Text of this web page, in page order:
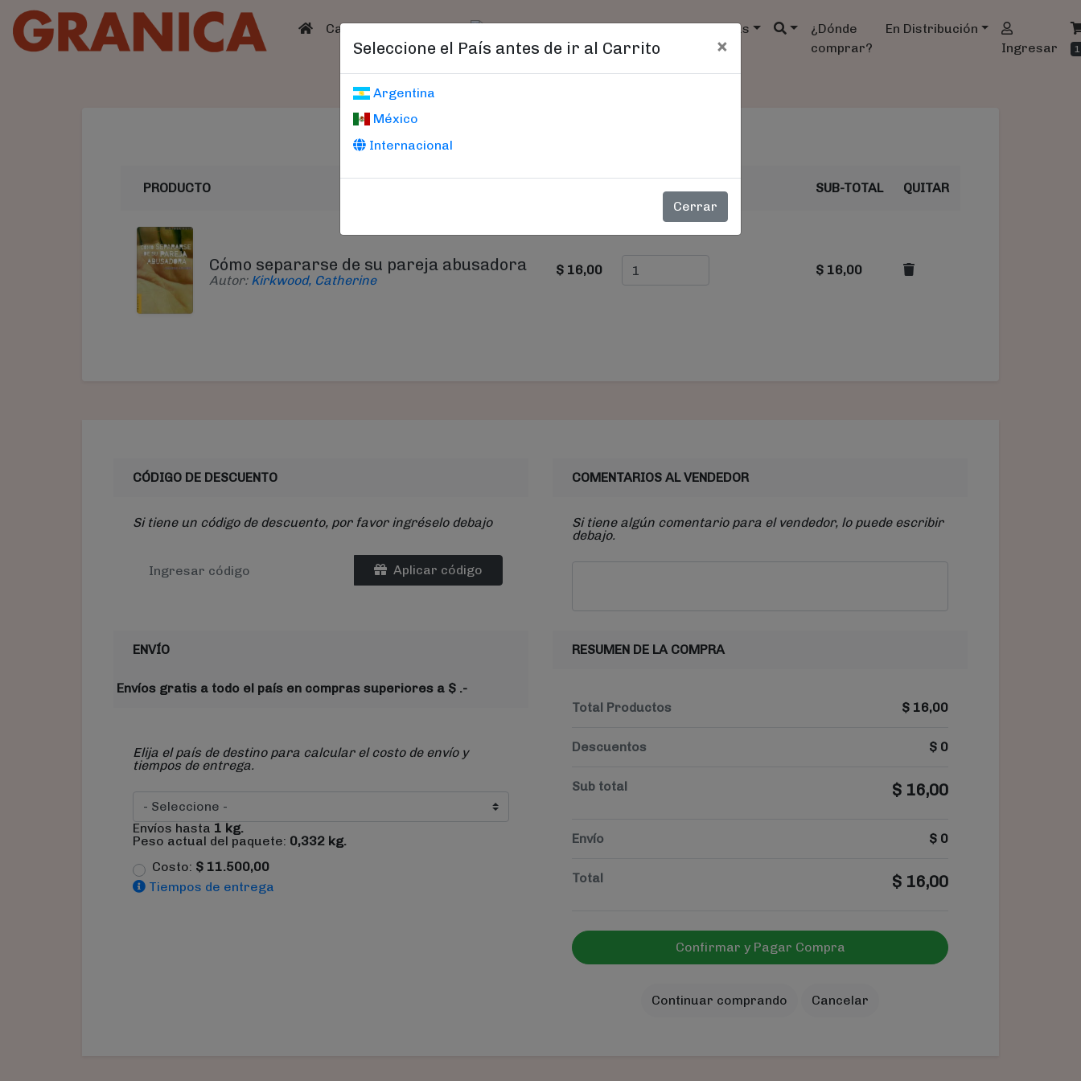
(current)
Catálogo Catálogo Agendas
¿Dónde
comprar?
En Distribución
Ingresar
1
Seleccione el País antes de ir al Carrito ×
Argentina
México
Internacional
Cerrar
Carrito De Compras
PRODUCTO CANTIDAD SUB-TOTAL QUITAR
Cómo separarse de su pareja abusadora
Autor: Kirkwood, Catherine
$ 16,00 $ 16,00
CÓDIGO DE DESCUENTO
Si tiene un código de descuento, por favor ingréselo debajo
Aplicar código
ENVÍO
Envíos gratis a todo el país en compras superiores a $ .-
Elija el país de destino para calcular el costo de envío y
tiempos de entrega.
Envíos hasta 1 kg.
Peso actual del paquete: 0,332 kg.
Costo: $ 11.500,00
Tiempos de entrega
COMENTARIOS AL VENDEDOR
Si tiene algún comentario para el vendedor, lo puede escribir
debajo.
RESUMEN DE LA COMPRA
Total Productos $ 16,00
Descuentos $ 0
Sub total $ 16,00
Envío $ 0
Total $ 16,00
Confirmar y Pagar Compra
Continuar comprando Cancelar